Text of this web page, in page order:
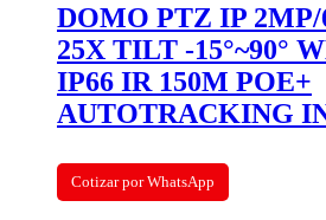
DOMO PTZ IP
25X TILT -15°~90°
IP66 IR 150M POE+
AUTOTRACKING
Cotizar por WhatsApp